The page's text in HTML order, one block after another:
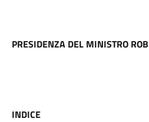
PRESIDENZA DEL MINISTRO
INDICE